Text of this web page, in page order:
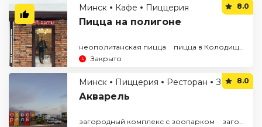
Минск Кафе Пиццерия
Пицца на полигоне
8.0
неополитанская пицца пицца в Колодищах
Закрыто
Минск Пиццерия Ресторан Загородный комплекс
Акварель
8.0
загородный комплекс с зоопарком
загородный комплекс со спа